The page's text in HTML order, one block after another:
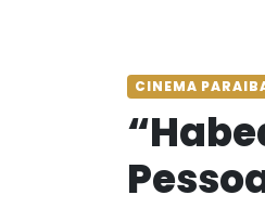
CINEMA